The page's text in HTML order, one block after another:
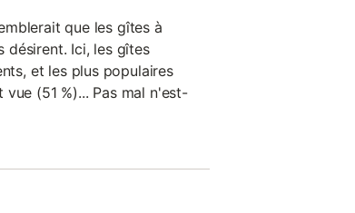
que les gîtes à
désirent. Ici, les gîtes
et les plus populaires
(51 %)... Pas mal n'est-